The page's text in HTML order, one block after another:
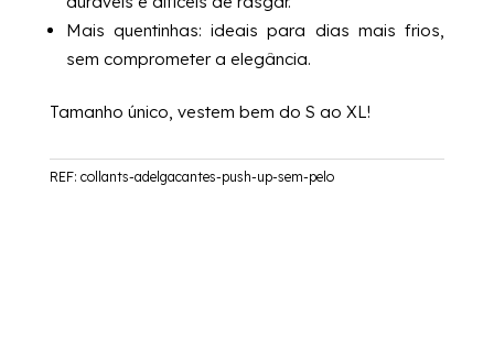
Mais quentinhas: ideais para dias mais frios,
sem comprometer a elegância.
Tamanho único, vestem bem do S ao XL!
REF: collants-adelgacantes-push-up-sem-pelo